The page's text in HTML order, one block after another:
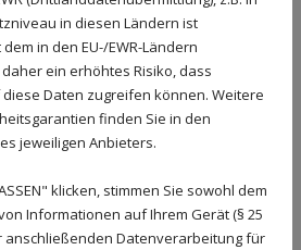
Personen geregelt.
►Allgemeine
Versicherungsbedin
gungen
►Schadensfeststell
ung
in diesen Ländern ist
in den EU-/EWR-Ländern
ein erhöhtes Risiko, dass
Daten zugreifen können. Weitere
finden Sie in den
jeweiligen Anbieters.
klicken, stimmen Sie sowohl dem
Informationen auf Ihrem Gerät (§ 25
anschließenden Datenverarbeitung für